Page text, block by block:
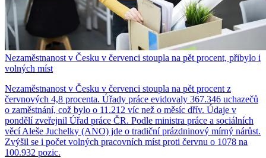
Nezaměstnanost v Česku v červenci stoupla na pět procent, přibylo i
volných míst
Nezaměstnanost v Česku v červenci stoupla na pět procent z
červnových 4,8 procenta. Úřady práce evidovaly 367.346 uchazečů
o zaměstnání, což bylo o 11.212 víc než o měsíc dřív. Údaje v
pondělí zveřejnil Úřad práce ČR. Podle ministra práce a sociálních
věcí Aleše Juchelky (ANO) jde o tradiční prázdninový mírný nárůst.
Zvýšil se i počet volných pracovních míst proti červnu o 1078 na
100.932 pozic.